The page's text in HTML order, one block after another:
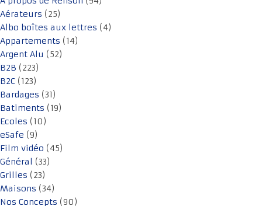
Aérateurs (25)
Albo boîtes aux lettres (4)
Appartements (14)
Argent Alu (52)
B2B (223)
B2C (123)
Bardages (31)
Batiments (19)
Ecoles (10)
eSafe (9)
Film vidéo (45)
Général (33)
Grilles (23)
Maisons (34)
Nos Concepts (90)